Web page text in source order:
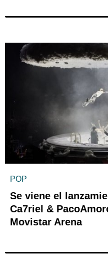
POP
Se viene el
Ca7riel &
Movistar Arena